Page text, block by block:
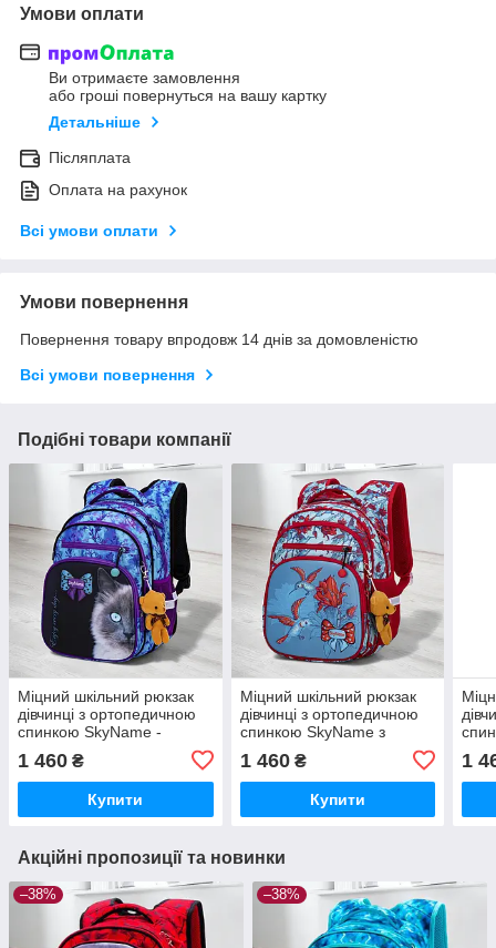
Умови оплати
Ви отримаєте замовлення
або гроші повернуться на вашу картку
Детальніше
Післяплата
Оплата на рахунок
Всі умови оплати
Умови повернення
Повернення товару впродовж 14 днів за домовленістю
Всі умови повернення
Подібні товари компанії
Міцний шкільний рюкзак
дівчинці з ортопедичною
спинкою SkyName -
Водонепроникний
портфель для школи 1-4
1 460 ₴
Купити
Міцний шкільний рюкзак
дівчинці з ортопедичною
спинкою SkyName з
Водонепроникний
портфель для школи 1-4
1 460₴
Купити
1
Акційні пропозиції та новинки
–38% –38%